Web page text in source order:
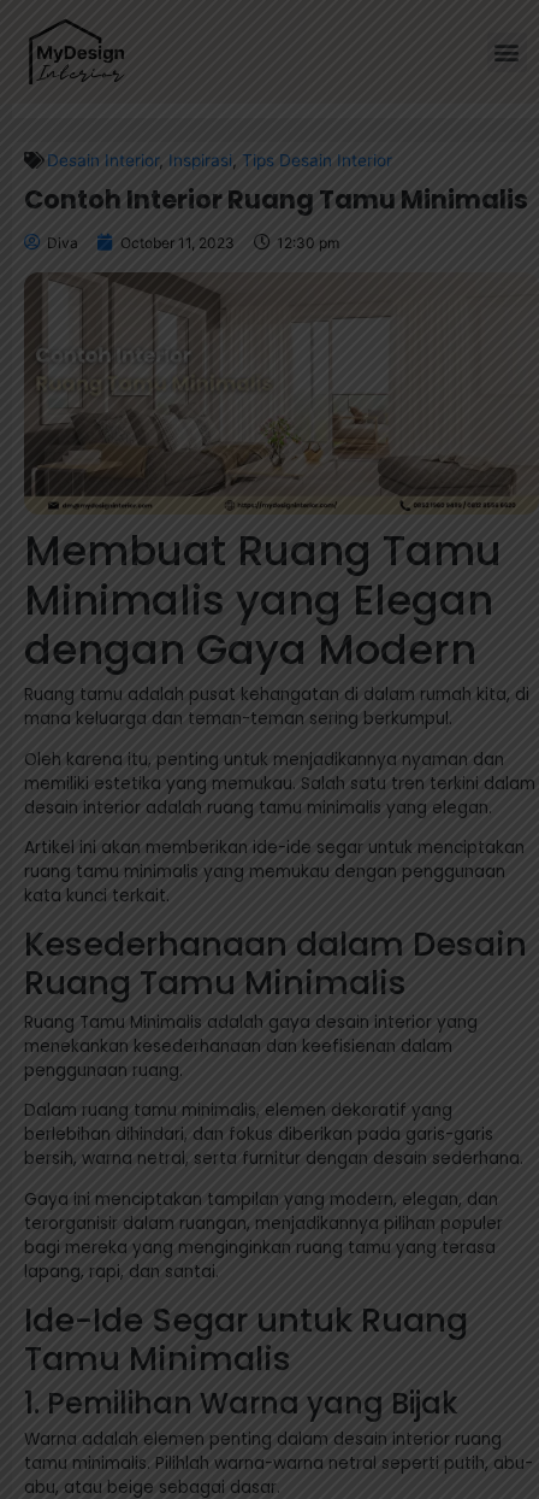
Home» Contoh Interior Ruang Tamu Minimalis
Desain Interior, Inspirasi, Tips Desain Interior
Contoh Interior Ruang Tamu Minimalis
Diva October 11, 2023 12:30 pm
Membuat Ruang Tamu
Minimalis yang Elegan
dengan Gaya Modern
Ruang tamu adalah pusat kehangatan di dalam rumah kita, di
mana keluarga dan teman-teman sering berkumpul.
Oleh karena itu, penting untuk menjadikannya nyaman dan
memiliki estetika yang memukau. Salah satu tren terkini dalam
desain interior adalah ruang tamu minimalis yang elegan.
Artikel ini akan memberikan ide-ide segar untuk menciptakan
ruang tamu minimalis yang memukau dengan penggunaan
kata kunci terkait.
Kesederhanaan dalam Desain
Ruang Tamu Minimalis
Ruang Tamu Minimalis adalah gaya desain interior yang
menekankan kesederhanaan dan keefisienan dalam
penggunaan ruang.
Dalam ruang tamu minimalis, elemen dekoratif yang
berlebihan dihindari, dan fokus diberikan pada garis-garis
bersih, warna netral, serta furnitur dengan desain sederhana.
Gaya ini menciptakan tampilan yang modern, elegan, dan
terorganisir dalam ruangan, menjadikannya pilihan populer
bagi mereka yang menginginkan ruang tamu yang terasa
lapang, rapi, dan santai.
Ide-Ide Segar untuk Ruang
Tamu Minimalis
1. Pemilihan Warna yang Bijak
Warna adalah elemen penting dalam desain interior ruang
tamu minimalis. Pilihlah warna-warna netral seperti putih, abu-
abu, atau beige sebagai dasar.